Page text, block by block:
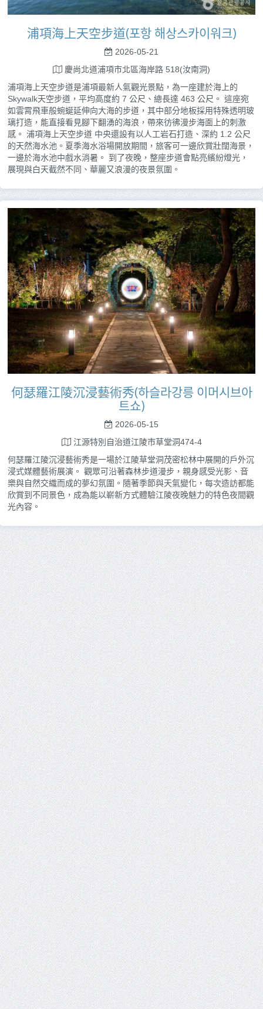
浦項海上天空步道(포항 해상스카이워크)
2026-05-21
慶尚北道浦項市北區海岸路 518(汝南洞)
浦項海上天空步道是浦項最新人氣觀光景點，為一座建於海上的
Skywalk天空步道，平均高度約 7 公尺、總長達 463 公尺。 這座宛
如雲霄飛車般蜿蜒延伸向大海的步道，其中部分地板採用特殊透明玻
璃打造，能直接看見腳下翻湧的海浪，帶來彷彿漫步海面上的刺激
感。 浦項海上天空步道 中央還設有以人工岩石打造、深約 1.2 公尺
的天然海水池。夏季海水浴場開放期間，旅客可一邊欣賞壯闊海景，
一邊於海水池中戲水消暑。 到了夜晚，整座步道會點亮繽紛燈光，
展現與白天截然不同、華麗又浪漫的夜景氛圍。
何瑟羅江陵沉浸藝術秀(하슬라강릉 이머시브아
트쇼)
2026-05-15
江源特別自治道江陵市草堂洞474-4
何瑟羅江陵沉浸藝術秀是一場於江陵草堂洞茂密松林中展開的戶外沉
浸式媒體藝術展演。 觀眾可沿著森林步道漫步，親身感受光影、音
樂與自然交織而成的夢幻氛圍。隨著季節與天氣變化，每次造訪都能
欣賞到不同景色，成為能以嶄新方式體驗江陵夜晚魅力的特色夜間觀
光內容。